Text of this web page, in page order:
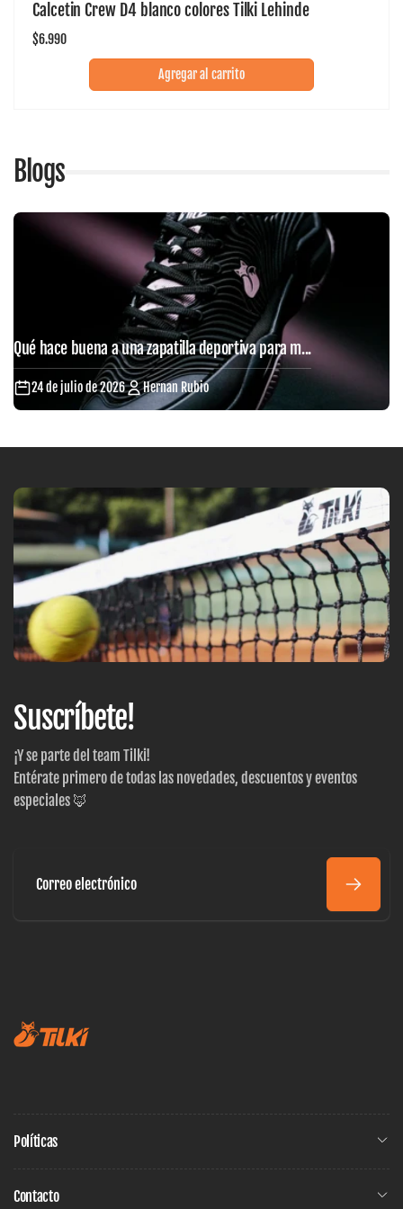
Calcetin Crew D4 blanco colores Tilki Lehinde
Precio
$6.990
Agregar al carrito
Blogs
Qué hace buena a una zapatilla deportiva para m...
24 de julio de 2026 Hernan Rubio
Suscríbete!
¡Y se parte del team Tilki!
Entérate primero de todas las novedades, descuentos y eventos
especiales 🦊
Políticas
Contacto